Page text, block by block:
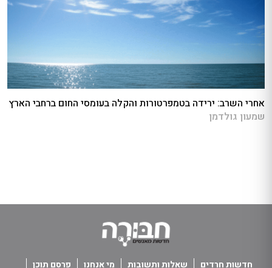
אחרי השרב: ירידה בטמפרטורות והקלה בעומסי החום ברחבי הארץ
שמעון גולדמן
חדשות חרדים שאלות ותשובות מי אנחנו פרסם תוכן